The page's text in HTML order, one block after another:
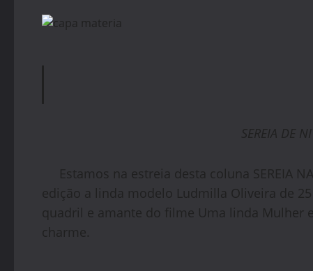
SEREIA DE
Estamos na estreia desta coluna SEREIA
edição a linda modelo Ludmilla Oliveira de
quadril e amante do filme Uma linda Mulher
charme.